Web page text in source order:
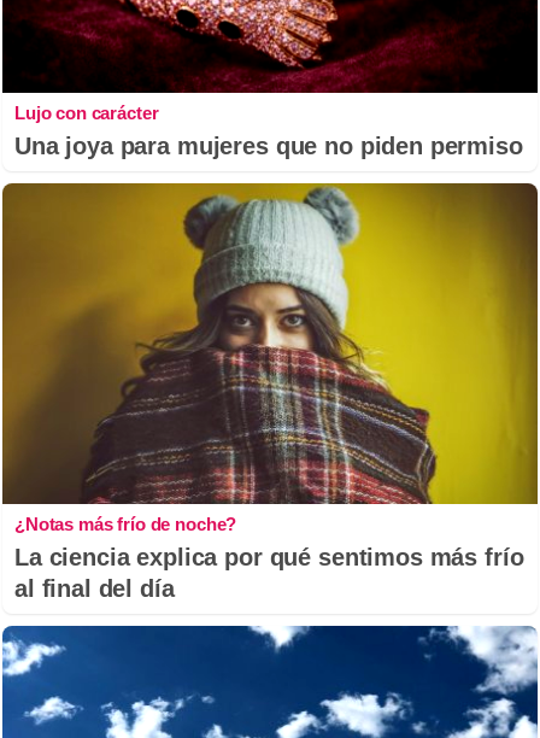
Lujo con carácter
Una joya para mujeres que no piden permiso
¿Notas más frío de noche?
La ciencia explica por qué sentimos más frío
al final del día